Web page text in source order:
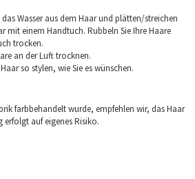
Wasser aus dem Haar und plätten/streichen
mit einem Handtuch. Rubbeln Sie Ihre Haare
trocken.
an der Luft trocknen.
so stylen, wie Sie es wünschen.
farbbehandelt wurde, empfehlen wir, das Haar
erfolgt auf eigenes Risiko.